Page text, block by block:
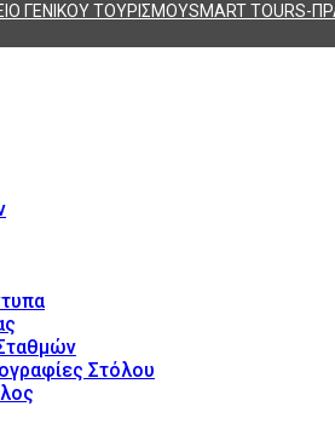
SMART TOURS-
Στόλου